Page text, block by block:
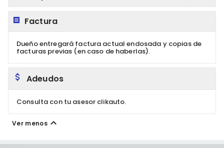
Factura
Dueño entregará factura actual endosada y copias de
facturas previas (en caso de haberlas).
Adeudos
Consulta con tu asesor clikauto.
Ver menos